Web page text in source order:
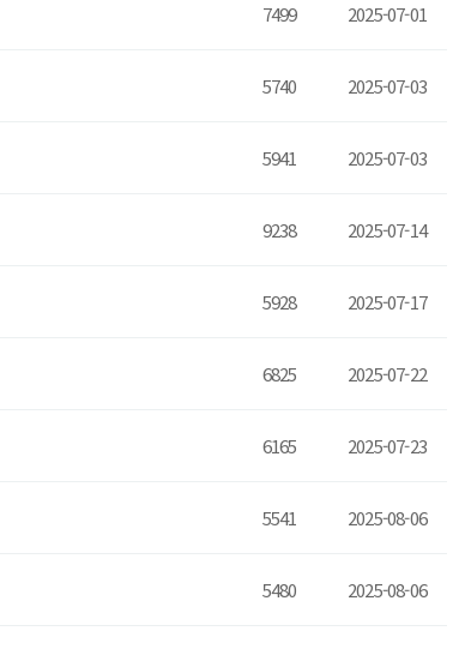
7499 2025-07-01
5740 2025-07-03
5941 2025-07-03
9238 2025-07-14
5928 2025-07-17
6825 2025-07-22
6165 2025-07-23
5541 2025-08-06
5480 2025-08-06